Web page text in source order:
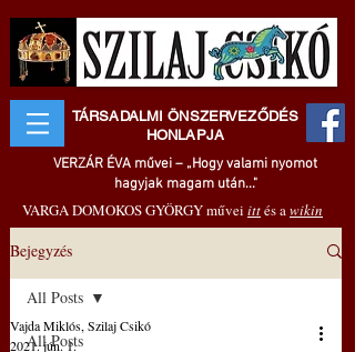
TÁRSADALMI ÖNSZERVEZŐDÉS
HONLAPJA
VERZÁR ÉVA művei – „Hogy valami nyomot
hagyjak magam után..."
VARGA DOMOKOS GYÖRGY művei ittés awikin
Bejegyzés
All Posts
All Posts
Vajda Miklós, Szilaj Csikó
2021. jún. 1.